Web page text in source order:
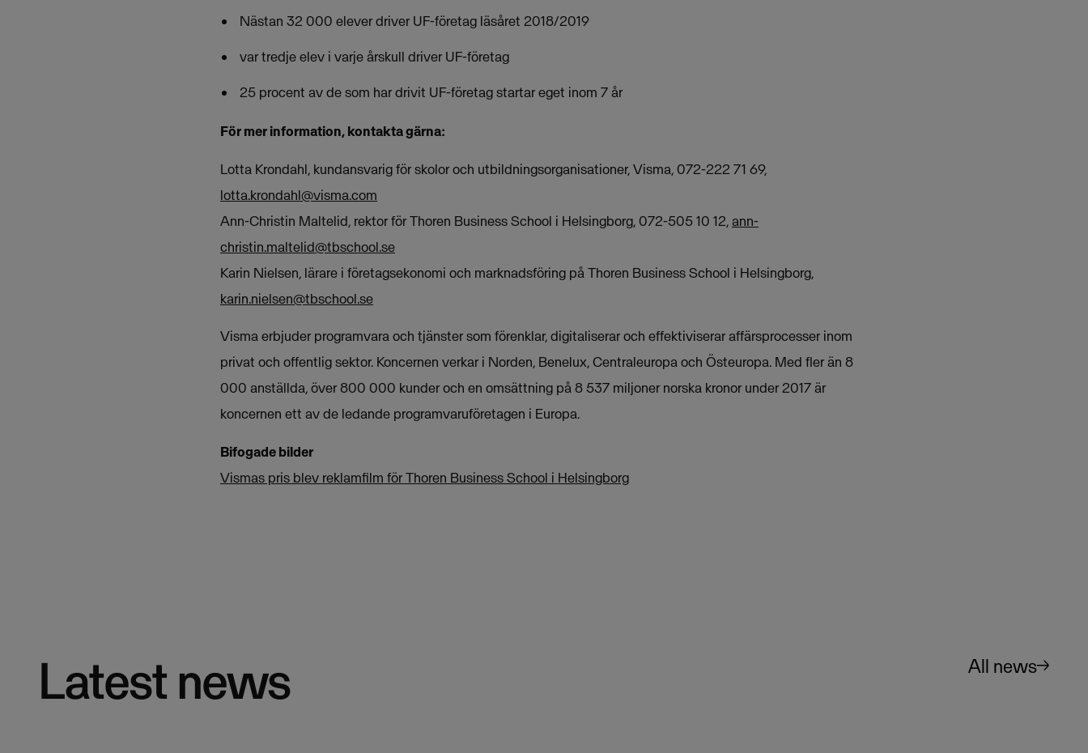
Nästan 32 000 elever driver UF-företag läsåret 2018/2019
var tredje elev i varje årskull driver UF-företag
25 procent av de som har drivit UF-företag startar eget inom 7 år
För mer information, kontakta gärna:
Lotta Krondahl, kundansvarig för skolor och utbildningsorganisationer, Visma, 072-222 71 69,
lotta.krondahl@visma.com
Ann-Christin Maltelid, rektor för Thoren Business School i Helsingborg, 072-505 10 12,ann-
christin.maltelid@tbschool.se
Karin Nielsen, lärare i företagsekonomi och marknadsföring på Thoren Business School i Helsingborg,
karin.nielsen@tbschool.se
Visma erbjuder programvara och tjänster som förenklar, digitaliserar och effektiviserar affärsprocesser inom
privat och offentlig sektor. Koncernen verkar i Norden, Benelux, Centraleuropa och Östeuropa. Med fler än 8
000 anställda, över 800 000 kunder och en omsättning på 8 537 miljoner norska kronor under 2017 är
koncernen ett av de ledande programvaruföretagen i Europa.
Bifogade bilder
Vismas pris blev reklamfilm för Thoren Business School i Helsingborg
Latest news All news